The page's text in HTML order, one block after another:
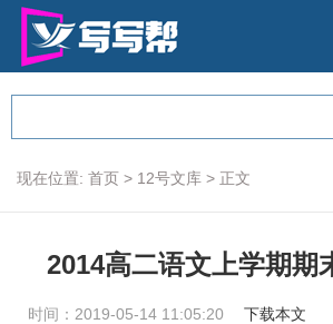
现在位置: 首页 > 12号文库 > 正文
2014高二语文上学期期
时间：2019-05-14 11:05:20 下载本文